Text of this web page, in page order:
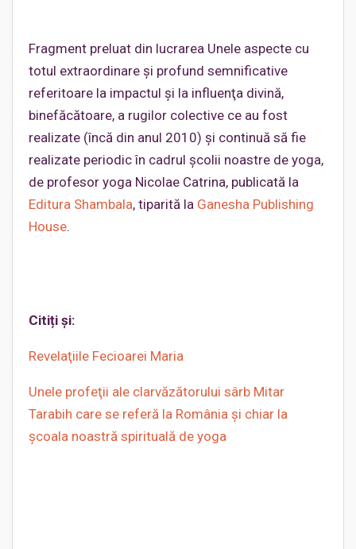
Fragment preluat din lucrarea Unele aspecte cu
totul extraordinare şi profund semnificative
referitoare la impactul şi la influenţa divină,
binefăcătoare, a rugilor colective ce au fost
realizate (încă din anul 2010) şi continuă să fie
realizate periodic în cadrul şcolii noastre de yoga,
de profesor yoga Nicolae Catrina, publicată la
Editura Shambala, tiparită la Ganesha Publishing
House.
Citiți și:
Revelaţiile Fecioarei Maria
Unele profeţii ale clarvăzătorului sârb Mitar
Tarabih care se referă la România şi chiar la
şcoala noastră spirituală de yoga